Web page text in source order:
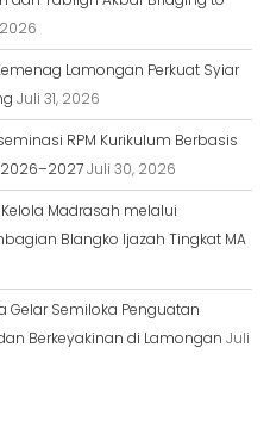
Lamongan Perkuat Syiar
Juli 31, 2026
RPM Kurikulum Berbasis
Juli 30, 2026
Madrasah melalui
Blangko Ijazah Tingkat MA
Gelar Semiloka Penguatan
Berkeyakinan di Lamongan Juli